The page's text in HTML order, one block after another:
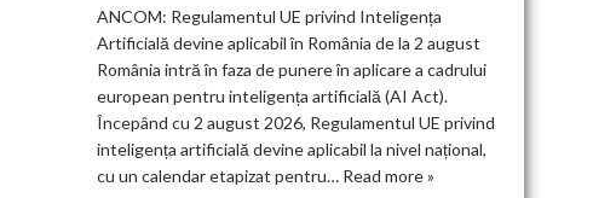
ANCOM: Regulamentul UE privind Inteligența
Artificială devine aplicabil în România de la 2 august
România intră în faza de punere în aplicare a cadrului
european pentru inteligența artificială (AI Act).
Începând cu 2 august 2026, Regulamentul UE privind
inteligența artificială devine aplicabil la nivel național,
cu un calendar etapizat pentru… Read more »